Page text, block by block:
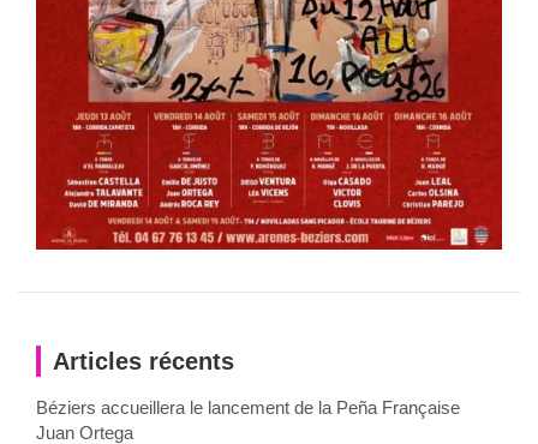
Articles récents
Béziers accueillera le lancement de la Peña Française
Juan Ortega